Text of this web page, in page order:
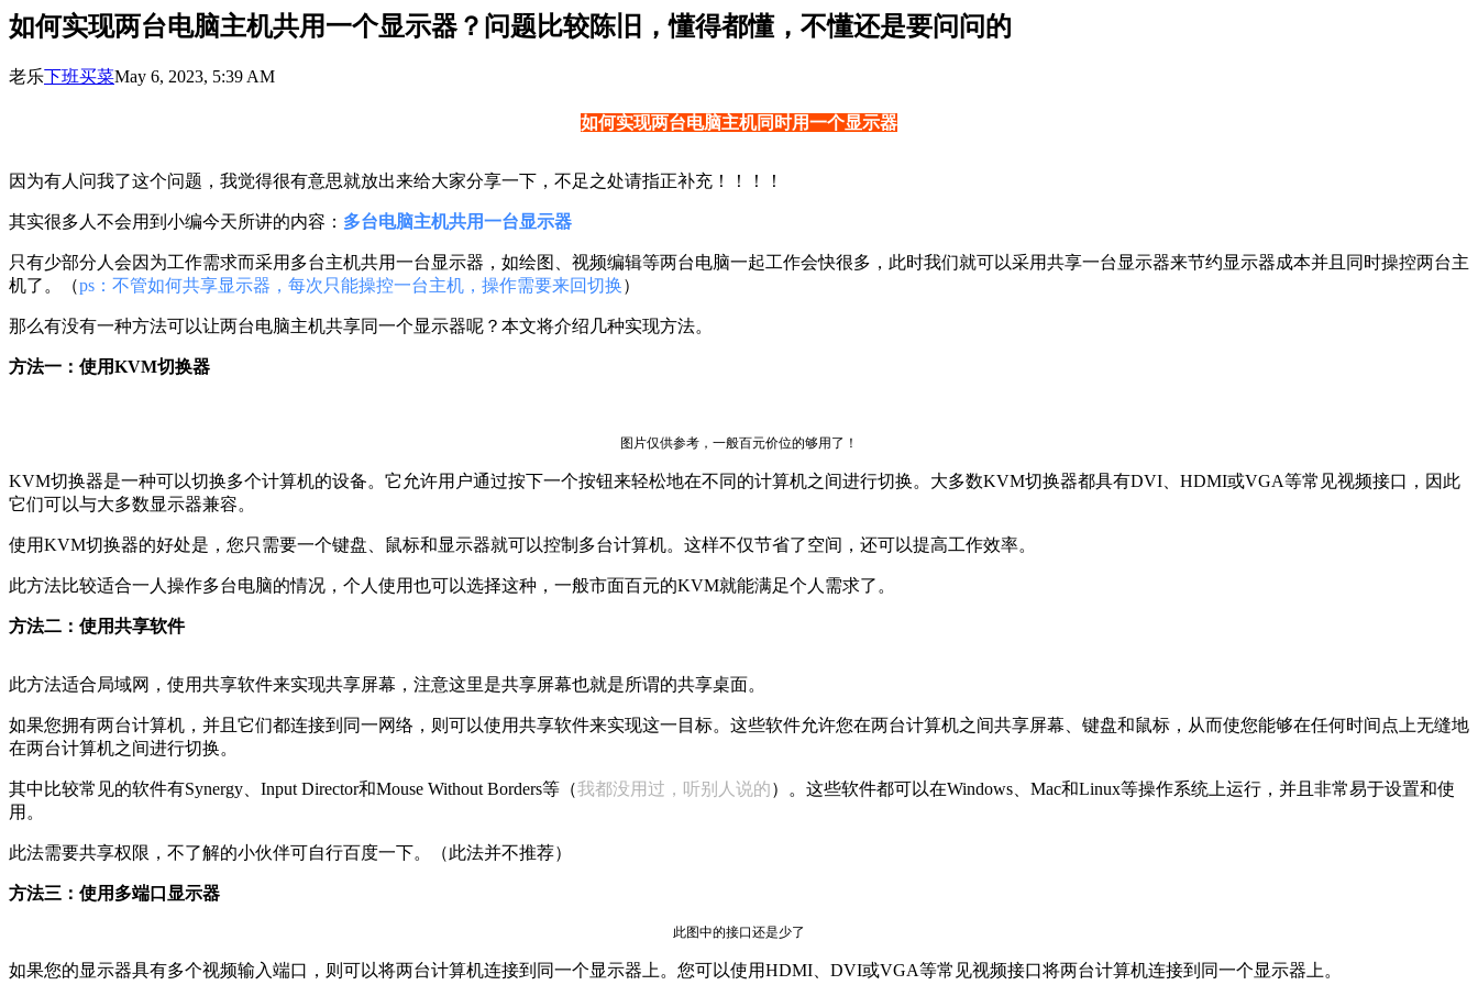
如何实现两台电脑主机共用一个显示器？问题比较陈旧，懂得都懂，不懂还是要问问的
老乐下班买菜May 6, 2023, 5:39 AM
如何实现两台电脑主机同时用一个显示器
因为有人问我了这个问题，我觉得很有意思就放出来给大家分享一下，不足之处请指正补充！！！！
其实很多人不会用到小编今天所讲的内容： 多台电脑主机共用一台显示器
只有少部分人会因为工作需求而采用多台主机共用一台显示器，如绘图、视频编辑等两台电脑一起工作会快很多，此时我们就可以采用共享一台显示器来节约显示器成本并且同时操控两台主
机了。（ps：不管如何共享显示器，每次只能操控一台主机，操作需要来回切换）
那么有没有一种方法可以让两台电脑主机共享同一个显示器呢？本文将介绍几种实现方法。
方法一：使用KVM切换器
图片仅供参考，一般百元价位的够用了！
KVM切换器是一种可以切换多个计算机的设备。它允许用户通过按下一个按钮来轻松地在不同的计算机之间进行切换。大多数KVM切换器都具有DVI、HDMI或VGA等常见视频接口，因此
它们可以与大多数显示器兼容。
使用KVM切换器的好处是，您只需要一个键盘、鼠标和显示器就可以控制多台计算机。这样不仅节省了空间，还可以提高工作效率。
此方法比较适合一人操作多台电脑的情况，个人使用也可以选择这种，一般市面百元的KVM就能满足个人需求了。
方法二：使用共享软件
此方法适合局域网，使用共享软件来实现共享屏幕，注意这里是共享屏幕也就是所谓的共享桌面。
如果您拥有两台计算机，并且它们都连接到同一网络，则可以使用共享软件来实现这一目标。这些软件允许您在两台计算机之间共享屏幕、键盘和鼠标，从而使您能够在任何时间点上无缝地
在两台计算机之间进行切换。
其中比较常见的软件有Synergy、Input Director和Mouse Without Borders等（我都没用过，听别人说的）。这些软件都可以在Windows、Mac和Linux等操作系统上运行，并且非常易于设置和使
用。
此法需要共享权限，不了解的小伙伴可自行百度一下。（此法并不推荐）
方法三：使用多端口显示器
此图中的接口还是少了
如果您的显示器具有多个视频输入端口，则可以将两台计算机连接到同一个显示器上。您可以使用HDMI、DVI或VGA等常见视频接口将两台计算机连接到同一个显示器上。